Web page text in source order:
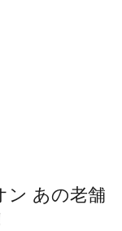
ン あの老舗